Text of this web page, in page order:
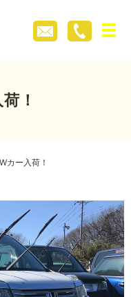
メ
！
カー入荷！